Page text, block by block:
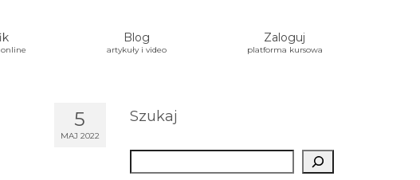
Blog
artykuły i video
Zaloguj
platforma kursowa
5
MAJ 2022
Szukaj